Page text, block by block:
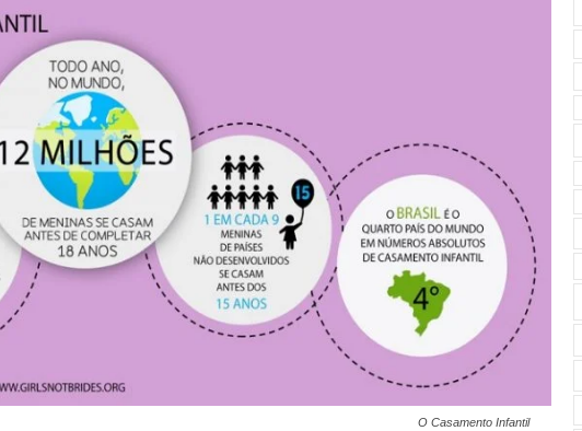
O Casamento Infantil